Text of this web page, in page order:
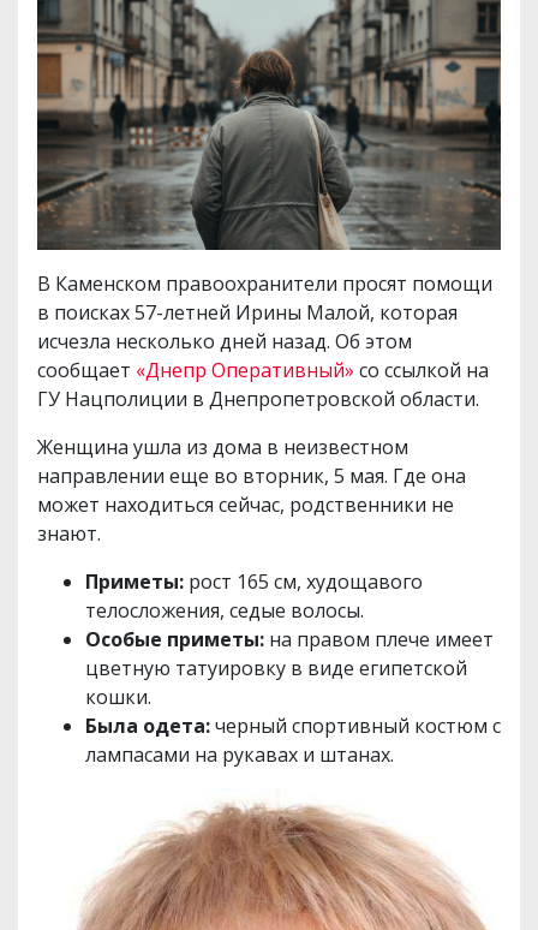
В Каменском правоохранители просят помощи
в поисках 57-летней Ирины Малой, которая
исчезла несколько дней назад. Об этом
сообщает «Днепр Оперативный» со ссылкой на
ГУ Нацполиции в Днепропетровской области.
Женщина ушла из дома в неизвестном
направлении еще во вторник, 5 мая. Где она
может находиться сейчас, родственники не
знают.
Приметы: рост 165 см, худощавого
телосложения, седые волосы.
Особые приметы: на правом плече имеет
цветную татуировку в виде египетской
кошки.
Была одета:черный спортивный костюм с
лампасами на рукавах и штанах.